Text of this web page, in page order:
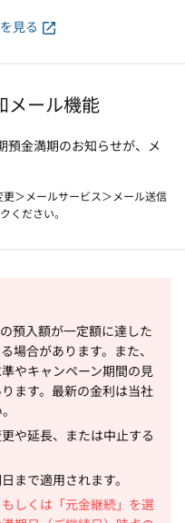
見る
メール機能
金満期のお知らせが、メ
＞メールサービス＞メール送信
ください。
預入額が一定額に達した
場合があります。また、
やキャンペーン期間の見
ます。最新の金利は当社
や延長、または中止する
まで適用されます。
しくは「元金継続」を選